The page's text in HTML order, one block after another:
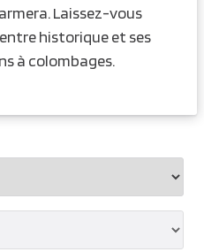
Laissez-vous
historique et ses
à colombages.